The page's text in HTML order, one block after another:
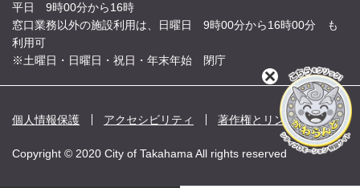
平日 9時00分から16時
窓口業務以外の施設利用は、日曜日 9時00分から16時00分 も
利用可
※土曜日・日曜日・祝日・年末年始 閉庁
個人情報保護 アクセシビリティ 著作権とリンク
Copyright © 2020 City of Takahama All rights reserved
閉